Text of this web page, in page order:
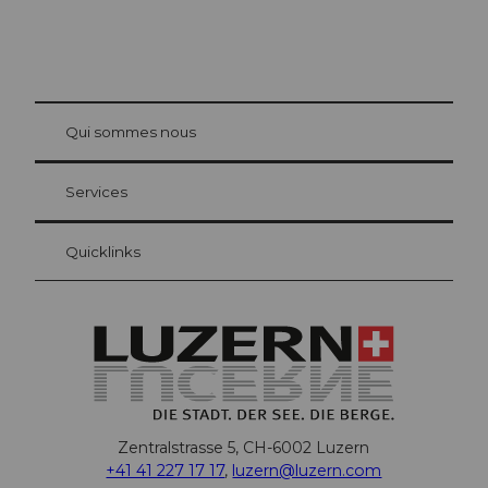
Carte d’hôte Lucerne
Vos avantages en tant qu'hôte pour la nuit
at Bre
Qui sommes nous
Services
Quicklinks
Zentralstrasse 5, CH-6002 Luzern
+41 41 227 17 17, luzern@luzern.com